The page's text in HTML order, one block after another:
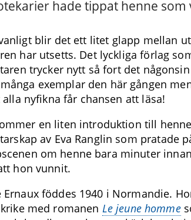
hade tippat henne som
blir det ett litet glapp mellan
har utsetts. Det lyckliga förlag
trycker nytt så fort det
exemplar den här gången
alla nyfikna får chansen att läsa!
en liten introduktion till
av Eva Ranglin som pratade
om henne bara minuter
hon vunnit.
Ernaux föddes 1940 i Normandie.
med romanen Le jeune homme